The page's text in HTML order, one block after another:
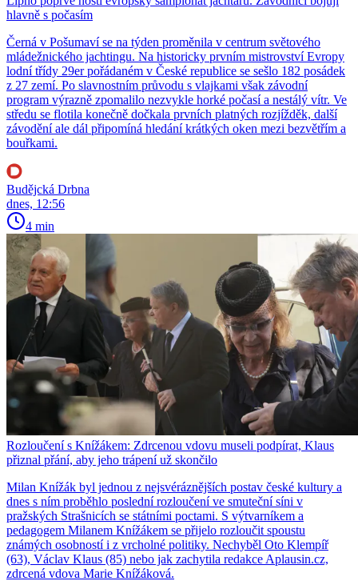
hlavně s počasím
Černá v Pošumaví se na týden proměnila v centrum světového
mládežnického jachtingu. Na historicky prvním mistrovství Evropy
lodní třídy 29er pořádaném v České republice se sešlo 182 posádek
z 27 zemí. Po slavnostním průvodu s vlajkami však závodní
program výrazně zpomalilo nezvykle horké počasí a nestálý vítr. Ve
středu se flotila konečně dočkala prvních platných rozjížděk, další
závodění ale dál připomíná hledání krátkých oken mezi bezvětřím a
bouřkami.
Budějcká Drbna
dnes, 12:56
4 min
Rozloučení s Knížákem: Zdrcenou vdovu museli podpírat, Klaus
přiznal přání, aby jeho trápení už skončilo
Milan Knížák byl jednou z nejsvéráznějších postav české kultury a
dnes s ním proběhlo poslední rozloučení ve smuteční síni v
pražských Strašnicích se státními poctami. S výtvarníkem a
pedagogem Milanem Knížákem se přijelo rozloučit spoustu
známých osobností i z vrcholné politiky. Nechyběl Oto Klempíř
(63), Václav Klaus (85) nebo jak zachytila redakce Aplausin.cz,
zdrcená vdova Marie Knížáková.